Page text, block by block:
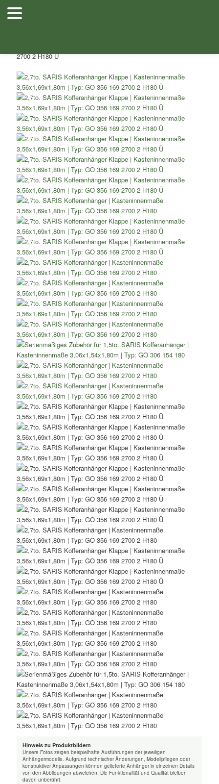
Zum
Inhalt
Shop
2700 2 H180 Ü
Hinweis zu Produktbildern
Unsere Fotos zeigen beispielhafte Ausführungen der jeweiligen
Anhängermodelle. Aufgrund technischer Änderungen, Modellpflegen oder
konstruktiver Anpassungen können gelieferte Anhänger in einzelnen Details
von den Abbildungen abweichen. Die Funktionalität und Qualität bleiben
davon unberührt.